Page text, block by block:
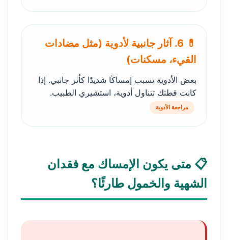
💊 6. آثار جانبية لأدوية (مثل مضادات
القيء، مسكنات)
بعض الأدوية تسبب إمساكًا شديدًا كأثر جانبي. إذا
كانت قطتك تتناول أدوية، استشيري الطبيب.
مراجعة الأدوية
📋 متى يكون الإمساك مع فقدان
الشهية والخمول طارئًا؟